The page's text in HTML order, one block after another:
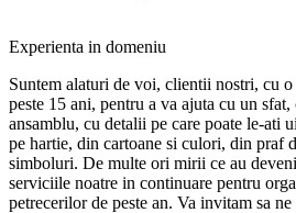
Experienta in domeniu
Suntem alaturi de voi, clientii nostri, cu
peste 15 ani, pentru a va ajuta cu un
ansamblu, cu detalii pe care poate le-ati
pe hartie, din cartoane si culori, din praf
simboluri. De multe ori mirii ce au
serviciile noatre in continuare pentru
petrecerilor de peste an. Va invitam sa